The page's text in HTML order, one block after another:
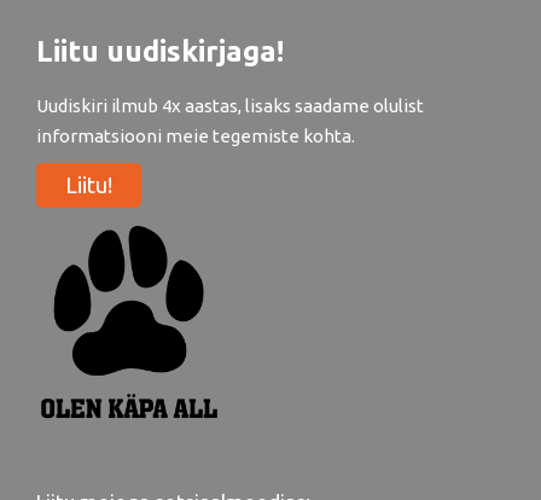
Liitu uudiskirjaga!
Uudiskiri ilmub 4x aastas, lisaks saadame olulist
informatsiooni meie tegemiste kohta.
Liitu!